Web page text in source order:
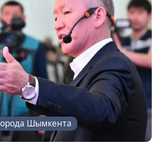
Шымкента